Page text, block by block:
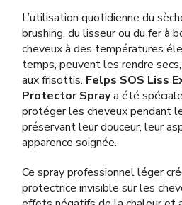
L’utilisation quotidienne du
brushing, du lisseur ou du fer à
cheveux à des températures
temps, peuvent les rendre
aux frisottis. Felps SOS Liss
Protector Spraya été
protéger les cheveux pendant
préservant leur douceur, leur
apparence soignée.
Ce spray professionnel léger
protectrice invisible sur les